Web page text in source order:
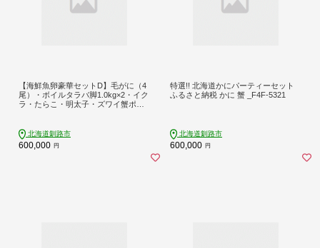
【海鮮魚卵豪華セットD】毛がに（4
尾）・ボイルタラバ脚1.0kg×2・イク
ラ・たらこ・明太子・ズワイ蟹ポー
北海道釧路市
600,000 円
特選!! 北海道かにパーティーセット
ふるさと納税 かに 蟹 _F4F-5321
北海道釧路市
600,000 円